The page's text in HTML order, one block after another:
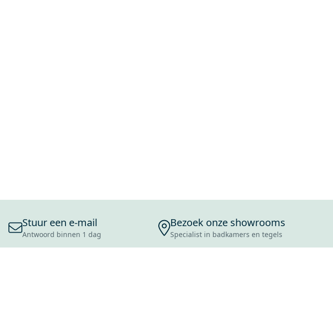
Stuur een e-mail
Antwoord binnen 1 dag
Bezoek onze showrooms
Specialist in badkamers en tegels